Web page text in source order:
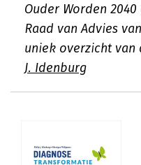
Ouder Worden
Raad van Advies
uniek overzicht van
J. Idenburg